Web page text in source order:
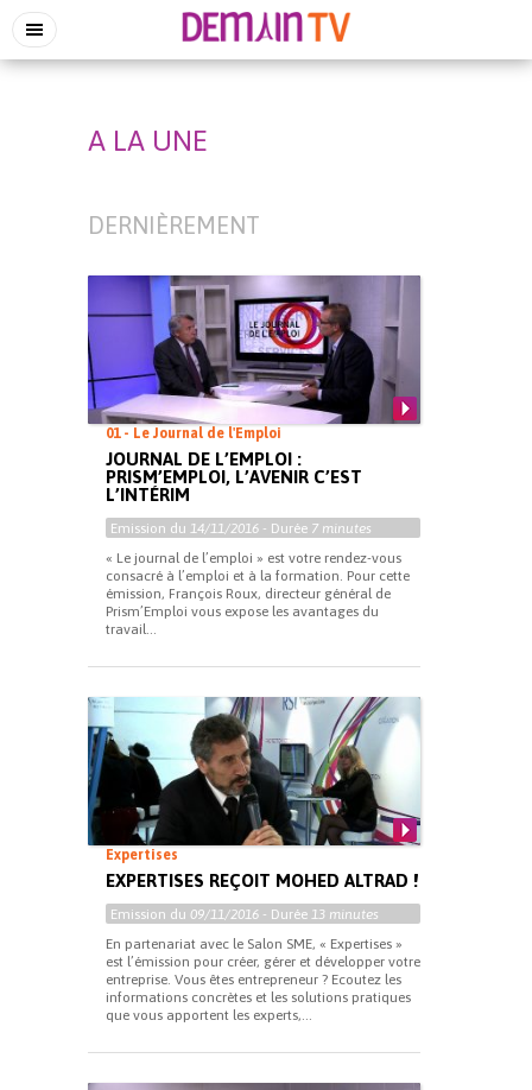
A LA UNE
DERNIÈREMENT
01 - Le Journal de l'Emploi
JOURNAL DE L’EMPLOI :
PRISM’EMPLOI, L’AVENIR C’EST
L’INTÉRIM
Emission du 14/11/2016 - Durée 7 minutes
« Le journal de l’emploi » est votre rendez-vous
consacré à l’emploi et à la formation. Pour cette
émission, François Roux, directeur général de
Prism’Emploi vous expose les avantages du
travail...
Expertises
EXPERTISES REÇOIT MOHED ALTRAD !
Emission du 09/11/2016 - Durée 13 minutes
En partenariat avec le Salon SME, « Expertises »
est l’émission pour créer, gérer et développer votre
entreprise. Vous êtes entrepreneur ? Ecoutez les
informations concrètes et les solutions pratiques
que vous apportent les experts,...